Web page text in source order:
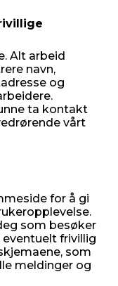
Alt arbeid
navn,
og
ta kontakt
vårt
for å gi
som besøker
frivillig
som
meldinger og